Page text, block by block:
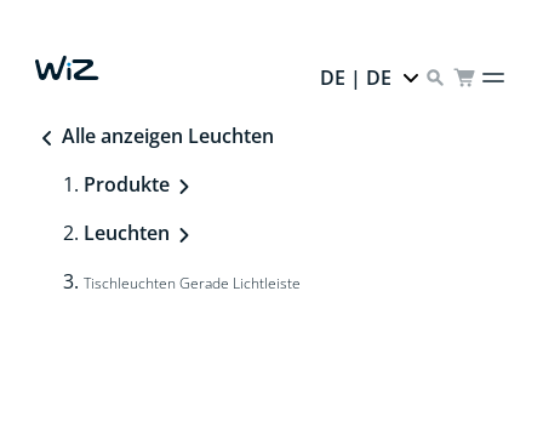
DE | DE
Alle anzeigen Leuchten
Produkte
Leuchten
Tischleuchten Gerade Lichtleiste